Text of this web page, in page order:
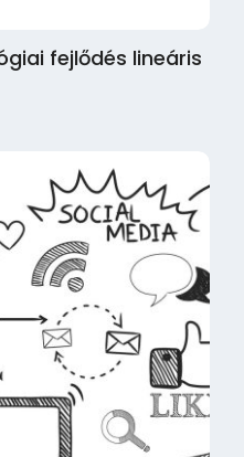
fejlődés lineáris